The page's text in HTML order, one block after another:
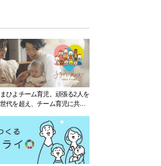
ひよチーム育児。頑張る2人を
代を超え、チーム育児に共感